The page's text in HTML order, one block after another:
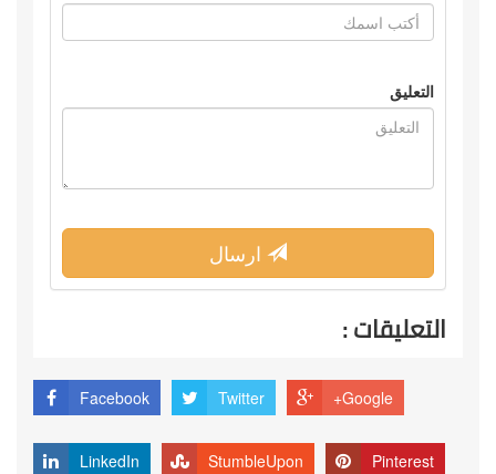
التعليق
ارسال
التعليقات :
Facebook Twitter Google+
LinkedIn StumbleUpon Pinterest